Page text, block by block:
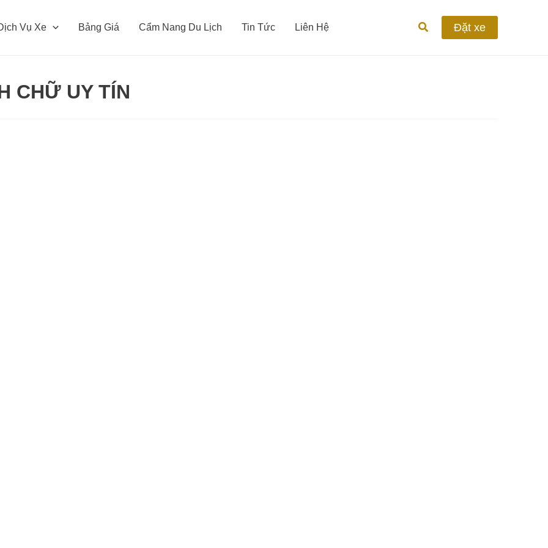
Vụ Xe Bảng Giá Cẩm Nang Du Lịch Tin Tức Liên Hệ
Tìm
Đặt xe
CHỮ UY TÍN